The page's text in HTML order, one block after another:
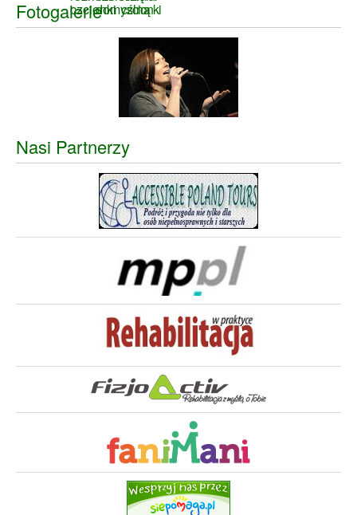
Fotogalerie
Nasi Partnerzy